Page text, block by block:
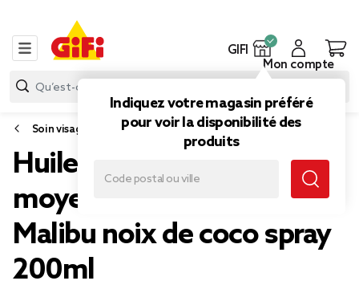
GIFI
Indiquez votre magasin préféré
pour voir la disponibilité des
produits
Mon compte
Soin visage et corps
Huile solaire SPF15
moyenne protection
Malibu noix de coco spray
200ml